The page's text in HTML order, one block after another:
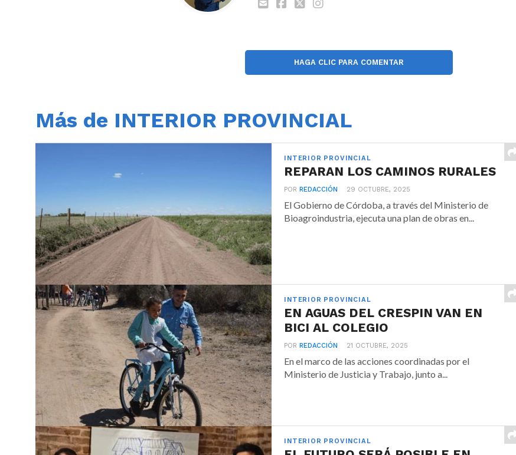
HAGA CLIC PARA COMENTAR
Más de INTERIOR PROVINCIAL
INTERIOR PROVINCIAL
REPARAN LOS CAMINOS RURALES
POR REDACCIÓN 29 OCTUBRE, 2025
El Gobierno de Córdoba, a través del Ministerio de
Bioagroindustria, ejecuta una plan de obras en...
INTERIOR PROVINCIAL
EN AGUAS DEL CRESPIN VAN EN
BICI AL COLEGIO
POR REDACCIÓN 21 OCTUBRE, 2025
En el marco de las acciones coordinadas por el
Ministerio de Justicia y Trabajo, junto a...
INTERIOR PROVINCIAL